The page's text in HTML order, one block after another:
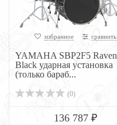
избранное сравнить
YAMAHA SBP2F5 Raven
Black ударная установка
(только бараб...
(0)
136 787 ₽